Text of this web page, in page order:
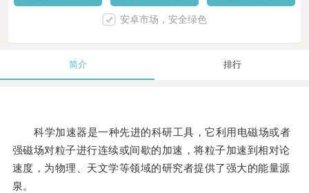
安卓市场，安全绿色
简介 排行
科学加速器是一种先进的科研工具，它利用电磁场或者
强磁场对粒子进行连续或间歇的加速，将粒子加速到相对论
速度，为物理、天文学等领域的研究者提供了强大的能量源
泉。